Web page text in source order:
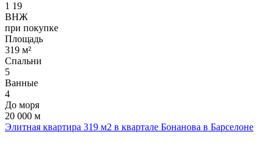
1 19
ВНЖ
при покупке
Площадь
319 м²
Спальни
5
Ванные
4
До моря
20 000 м
Элитная квартира 319 м2 в квартале Бонанова в Барселоне